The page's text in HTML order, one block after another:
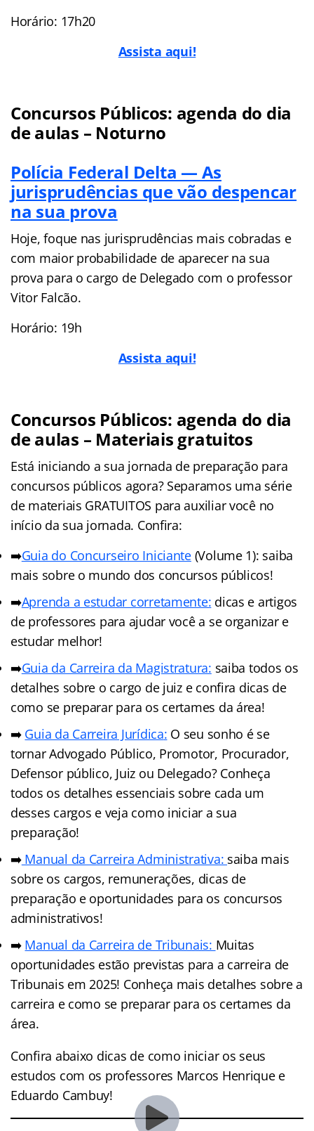
Horário: 17h20
Assista aqui!
Concursos Públicos: agenda do dia
de aulas – Noturno
Polícia Federal Delta — As
jurisprudências que vão despencar
na sua prova
Hoje, foque nas jurisprudências mais cobradas e
com maior probabilidade de aparecer na sua
prova para o cargo de Delegado com o professor
Vitor Falcão.
Horário: 19h
Assista aqui!
Concursos Públicos: agenda do dia
de aulas – Materiais gratuitos
Está iniciando a sua jornada de preparação para
concursos públicos agora? Separamos uma série
de materiais GRATUITOS para auxiliar você no
início da sua jornada. Confira:
➡️Guia do Concurseiro Iniciante(Volume 1): saiba
mais sobre o mundo dos concursos públicos!
➡️Aprenda a estudar corretamente: dicas e artigos
de professores para ajudar você a se organizar e
estudar melhor!
➡️Guia da Carreira da Magistratura: saiba todos os
detalhes sobre o cargo de juiz e confira dicas de
como se preparar para os certames da área!
➡️ Guia da Carreira Jurídica: O seu sonho é se
tornar Advogado Público, Promotor, Procurador,
Defensor público, Juiz ou Delegado? Conheça
todos os detalhes essenciais sobre cada um
desses cargos e veja como iniciar a sua
preparação!
➡️Manual da Carreira Administrativa: saiba mais
sobre os cargos, remunerações, dicas de
preparação e oportunidades para os concursos
administrativos!
➡️ Manual da Carreira de Tribunais: Muitas
oportunidades estão previstas para a carreira de
Tribunais em 2025! Conheça mais detalhes sobre a
carreira e como se preparar para os certames da
área.
Confira abaixo dicas de como iniciar os seus
estudos com os professores Marcos Henrique e
Eduardo Cambuy!